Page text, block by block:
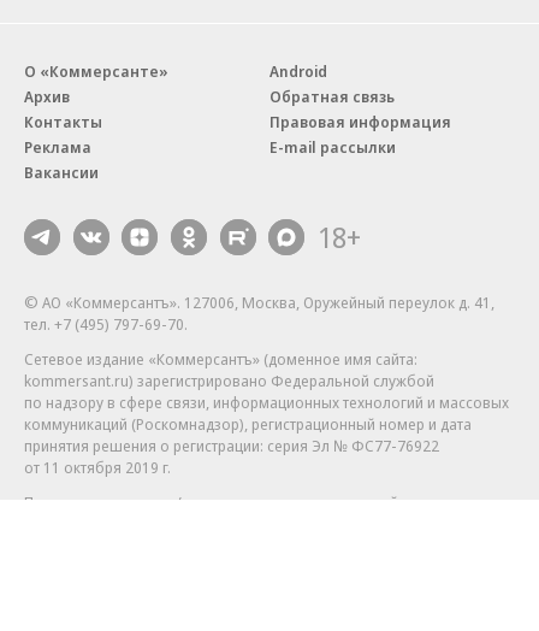
О «Коммерсанте»
Архив
Контакты
Реклама
Вакансии
Android
Обратная связь
Правовая информация
E-mail рассылки
18+
© АО «Коммерсантъ». 127006, Москва, Оружейный переулок д. 41,
тел. +7 (495) 797-69-70.
Сетевое издание «Коммерсантъ» (доменное имя сайта:
kommersant.ru) зарегистрировано Федеральной службой
по надзору в сфере связи, информационных технологий и массовых
коммуникаций (Роскомнадзор), регистрационный номер и дата
принятия решения о регистрации: серия Эл № ФС77-76922
от 11 октября 2019 г.
Партнерские проекты/материалы, новости компаний, материалы